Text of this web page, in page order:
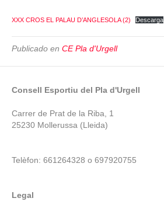
XXX CROS EL PALAU D’ANGLESOLA (2) Descarga
Publicado en CE Pla d'Urgell
Consell Esportiu del Pla d'Urgell
Carrer de Prat de la Riba, 1
25230 Mollerussa (Lleida)
Telèfon: 661264328 o 697920755
Legal